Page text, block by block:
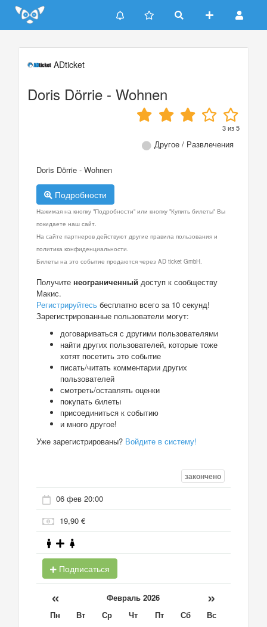
Update cookies preferences
ADticket
Doris Dörrie - Wohnen
3из5
Другое / Развлечения
Doris Dörrie - Wohnen
Подробности
Нажимая на кнопку "Подробности" или кнопку "Купить билеты" Вы
покидаете наш сайт.
На сайте партнеров действуют другие правила пользования и
политика конфиденциальности.
Билеты на это событие продаются через AD ticket GmbH.
Получите неограниченный доступ к сообществу
Макис.
Регистрируйтесь бесплатно всего за 10 секунд!
Зарегистрированные пользователи могут:
договариваться с другими пользователями
найти других пользователей, которые тоже
хотят посетить это событие
писать/читать комментарии других
пользователей
смотреть/оставлять оценки
покупать билеты
присоединиться к событию
и много другое!
Уже зарегистрированы? Войдите в систему!
закончено
06 фев 20:00
19,90 €
Подписаться
« Февраль 2026 »
Пн Вт Ср Чт Пт Сб
Вс